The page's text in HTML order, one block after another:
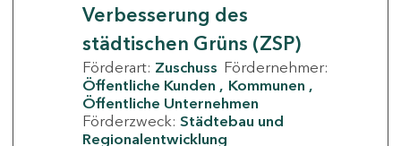
Verbesserung des
städtischen Grüns (ZSP)
Förderart: Zuschuss Fördernehmer:
Öffentliche Kunden
Kommunen
Öffentliche Unternehmen
Förderzweck: Städtebau und
Regionalentwicklung